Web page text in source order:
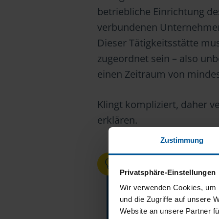
Zustimmung
Privatsphäre-Einstellungen
Wir verwenden Cookies,
und die Zugriffe auf unsere
Website an unsere Partner
betriebliche Einrichtung
verbundenen
Dieser Tätigkeitsstätte
zugeordnet sein – also
einen Zeitraum von
Klingt kompliziert, daher
erklären.
ÜBRIGENS:
Rede, doch so